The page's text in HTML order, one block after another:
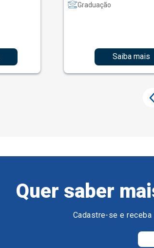
Graduação
Saiba mais
Quer saber
Cadastre-se e